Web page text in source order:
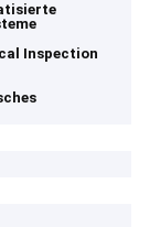
Inspection